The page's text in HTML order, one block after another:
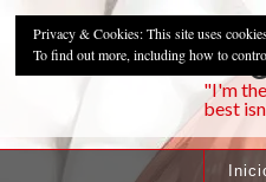
"I'm
best
Privacy & Cookies: This site uses
To find out more, including how to